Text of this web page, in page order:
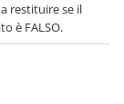
restituire se il
è FALSO.